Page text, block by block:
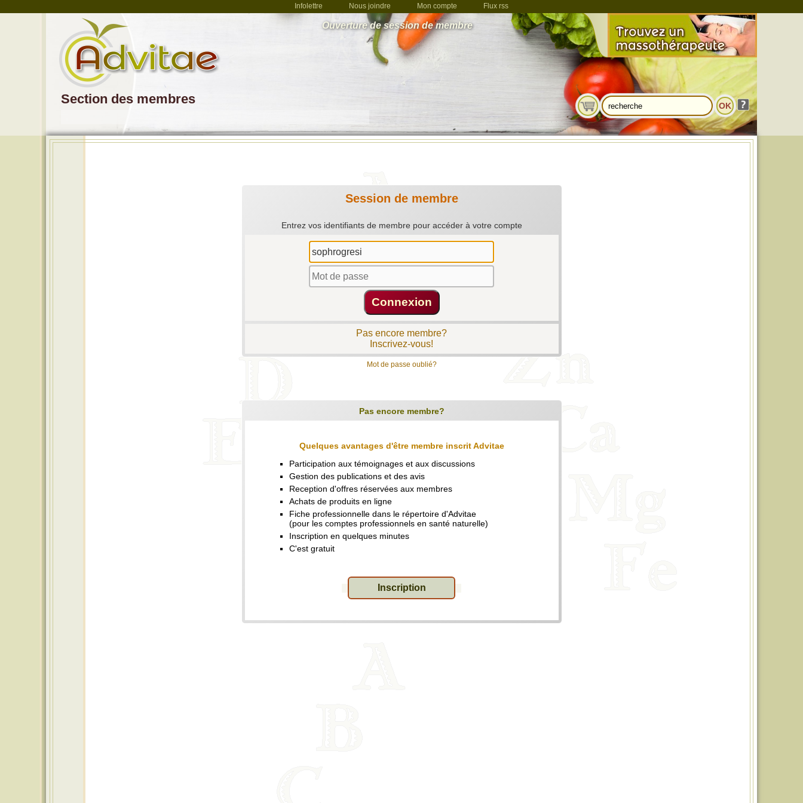
Infolettre Nous joindre Mon compte Flux rss
Ouverture de session de membre
Section des membres
Session de membre
Entrez vos identifiants de membre pour accéder à votre compte
Pas encore membre?
Inscrivez-vous!
Mot de passe oublié?
Pas encore membre?
Quelques avantages d'être membre inscrit Advitae
Participation aux témoignages et aux discussions
Gestion des publications et des avis
Reception d'offres réservées aux membres
Achats de produits en ligne
Fiche professionnelle dans le répertoire d'Advitae
(pour les comptes professionnels en santé naturelle)
Inscription en quelques minutes
C'est gratuit
Inscription